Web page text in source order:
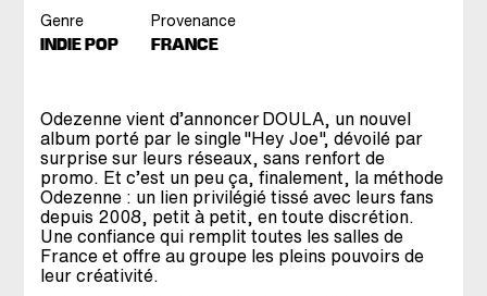
Genre
INDIE POP
Provenance
FRANCE
Odezenne vient d’annoncer DOULA, un nouvel
album porté par le single "Hey Joe", dévoilé par
surprise sur leurs réseaux, sans renfort de
promo. Et c’est un peu ça, finalement, la méthode
Odezenne : un lien privilégié tissé avec leurs fans
depuis 2008, petit à petit, en toute discrétion.
Une confiance qui remplit toutes les salles de
France et offre au groupe les pleins pouvoirs de
leur créativité.